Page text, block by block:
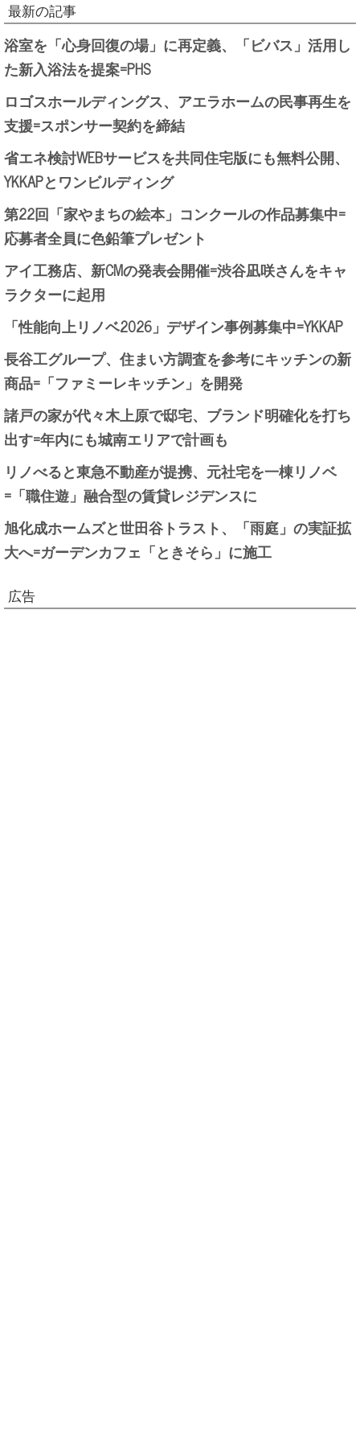
最新の記事
浴室を「心身回復の場」に再定義、「ビバス」活用し
た新入浴法を提案=PHS
ロゴスホールディングス、アエラホームの民事再生を
支援=スポンサー契約を締結
省エネ検討WEBサービスを共同住宅版にも無料公開、
YKKAPとワンビルディング
第22回「家やまちの絵本」コンクールの作品募集中=
応募者全員に色鉛筆プレゼント
アイ工務店、新CMの発表会開催=渋谷凪咲さんをキャ
ラクターに起用
「性能向上リノベ2026」デザイン事例募集中=YKKAP
長谷工グループ、住まい方調査を参考にキッチンの新
商品=「ファミーレキッチン」を開発
諸戸の家が代々木上原で邸宅、ブランド明確化を打ち
出す=年内にも城南エリアで計画も
リノべると東急不動産が提携、元社宅を一棟リノベ
=「職住遊」融合型の賃貸レジデンスに
旭化成ホームズと世田谷トラスト、「雨庭」の実証拡
大へ=ガーデンカフェ「ときそら」に施工
広告